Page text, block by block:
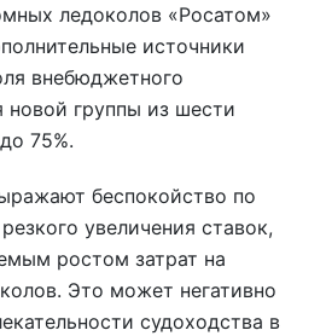
ледоколов «Росатом»
источники
внебюджетного
новой группы из шести
75%.
беспокойство по
увеличения ставок,
ростом затрат на
Это может негативно
судоходства в